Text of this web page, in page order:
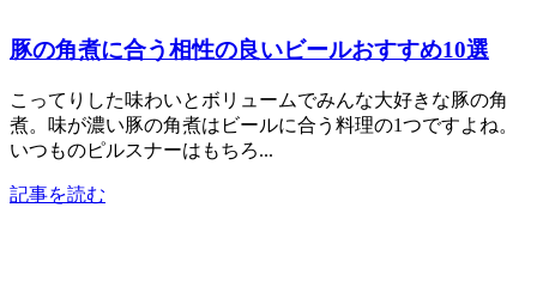
豚の角煮に合う相性の良いビールおすすめ10選
こってりした味わいとボリュームでみんな大好きな豚の角
煮。味が濃い豚の角煮はビールに合う料理の1つですよね。
いつものピルスナーはもちろ...
記事を読む